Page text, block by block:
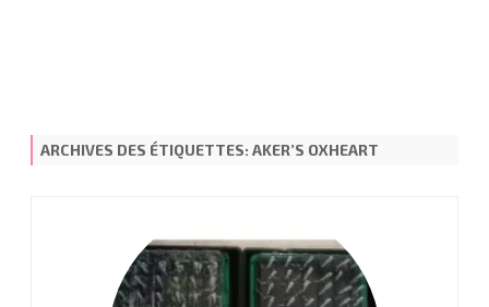
ARCHIVES DES ÉTIQUETTES: AKER’S OXHEART